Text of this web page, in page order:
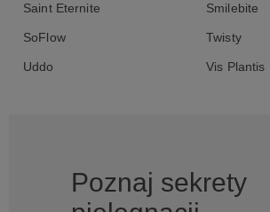
Saint Eternite Smilebite
SoFlow Twisty
Uddo Vis Plantis
Poznaj sekrety